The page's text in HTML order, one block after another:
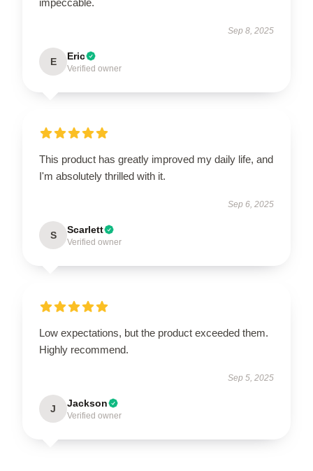
Sep 8, 2025
E Eric
Verified owner
This product has greatly improved my daily life, and
I'm absolutely thrilled with it.
Sep 6, 2025
S Scarlett
Verified owner
Low expectations, but the product exceeded them.
Highly recommend.
Sep 5, 2025
J Jackson
Verified owner